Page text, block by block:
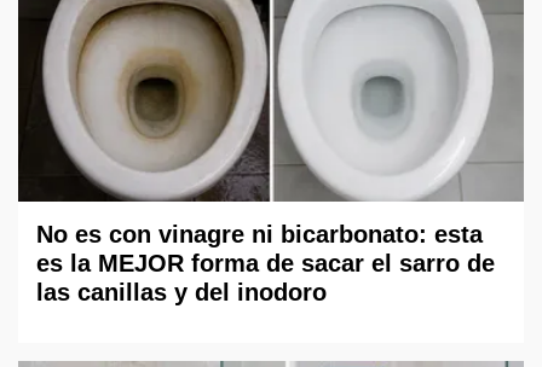
No es con vinagre ni bicarbonato: esta
es la MEJOR forma de sacar el sarro de
las canillas y del inodoro